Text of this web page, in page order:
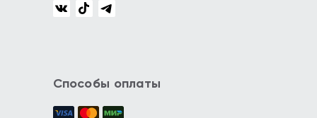
Способы оплаты